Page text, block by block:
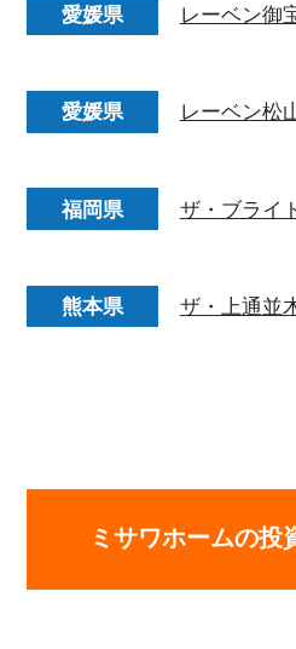
愛媛県 レーベン御
愛媛県 レーベン松
福岡県 ザ・ブライ
熊本県 ザ・上通並
ミサワホームの投